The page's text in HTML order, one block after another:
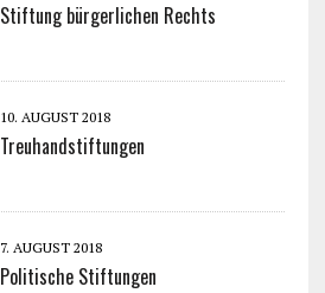
Stiftung bürgerlichen Rechts
10. AUGUST 2018
Treuhandstiftungen
7. AUGUST 2018
Politische Stiftungen